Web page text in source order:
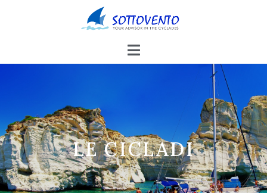
LE CICLADI